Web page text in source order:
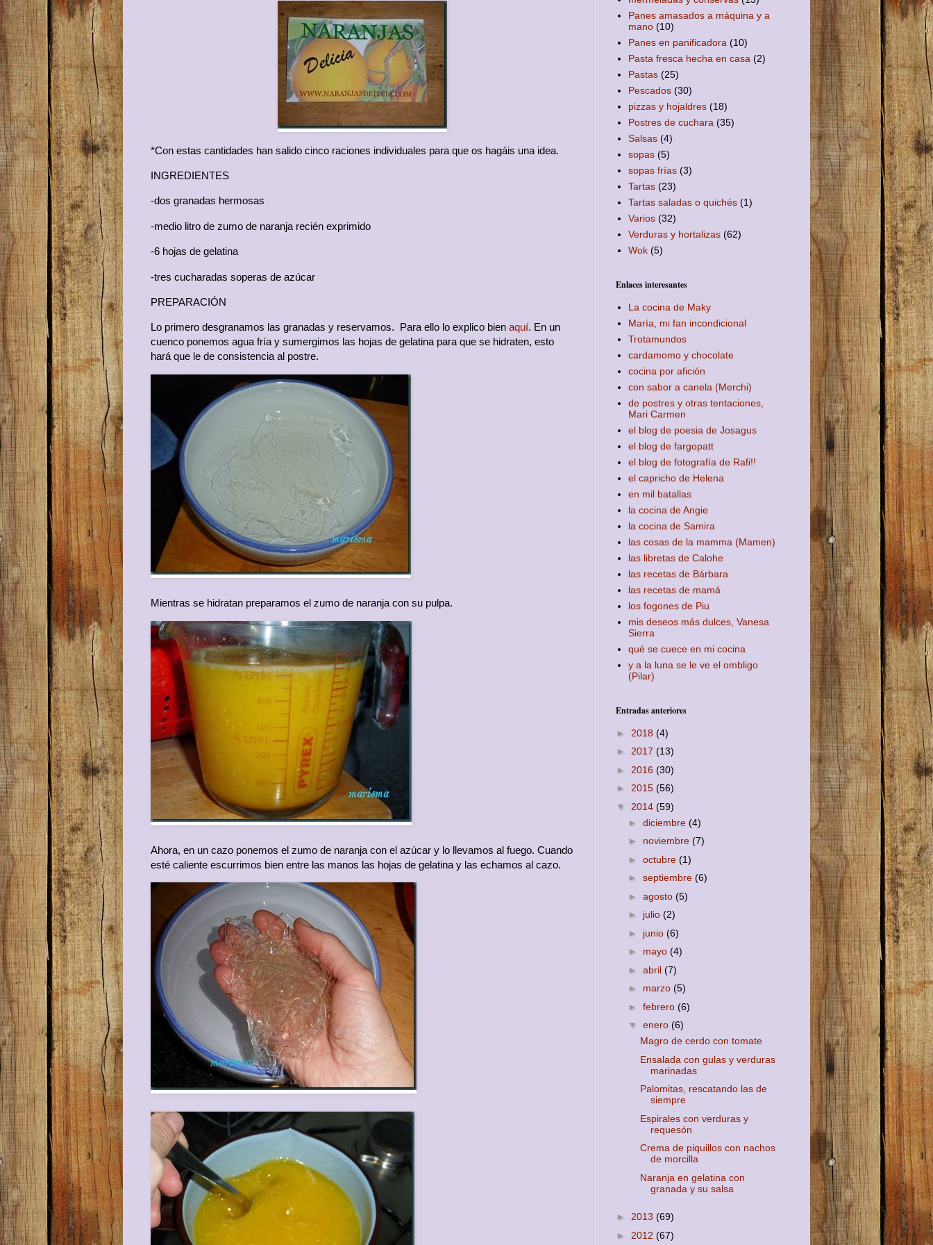
*Con estas cantidades han salido cinco raciones individuales para que os hagáis una idea.
INGREDIENTES
-dos granadas hermosas
-medio litro de zumo de naranja recién exprimido
-6 hojas de gelatina
-tres cucharadas soperas de azúcar
PREPARACIÓN
Lo primero desgranamos las granadas y reservamos. Para ello lo explico bien aquí. En un
cuenco ponemos agua fría y sumergimos las hojas de gelatina para que se hidraten, esto
hará que le de consistencia al postre.
Mientras se hidratan preparamos el zumo de naranja con su pulpa.
Ahora, en un cazo ponemos el zumo de naranja con el azúcar y lo llevamos al fuego. Cuando
esté caliente escurrimos bien entre las manos las hojas de gelatina y las echamos al cazo.
Panes amasados a máquina y a
mano (10)
Panes en panificadora (10)
Pasta fresca hecha en casa (2)
Pastas (25)
Pescados (30)
pizzas y hojaldres (18)
Postres de cuchara (35)
Salsas (4)
sopas (5)
sopas frías (3)
Tartas (23)
Tartas saladas o quichés (1)
Varios (32)
Verduras y hortalizas (62)
Wok (5)
Enlaces interesantes
La cocina de Maky
María, mi fan incondicional
Trotamundos
cardamomo y chocolate
cocina por afición
con sabor a canela (Merchi)
de postres y otras tentaciones,
Mari Carmen
el blog de poesia de Josagus
el blog de fargopatt
el blog de fotografía de Rafi!!
el capricho de Helena
en mil batallas
la cocina de Angie
la cocina de Samira
las cosas de la mamma (Mamen)
las libretas de Calohe
las recetas de Bárbara
las recetas de mamá
los fogones de Piu
mis deseos más dulces, Vanesa
Sierra
qué se cuece en mi cocina
y a la luna se le ve el ombligo
(Pilar)
Entradas anteriores
► 2018 (4)
► 2017 (13)
► 2016 (30)
► 2015 (56)
▼ 2014 (59)
► diciembre (4)
► noviembre (7)
► octubre (1)
► septiembre (6)
► agosto (5)
► julio (2)
► junio (6)
► mayo (4)
► abril (7)
► marzo (5)
► febrero (6)
▼ enero (6)
Magro de cerdo con tomate
Ensalada con gulas y verduras
marinadas
Palomitas, rescatando las de
siempre
Espirales con verduras y
requesón
Crema de piquillos con nachos
de morcilla
Naranja en gelatina con
granada y su salsa
► 2013 (69)
► 2012 (67)